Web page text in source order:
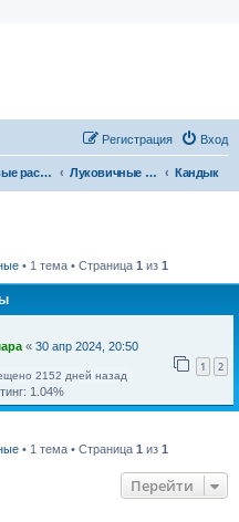
Вход
Регистрация
Садовые растения Луковичные растения Кандык
• 1 тема • Страница 1 из 1
« 30 апр 2024, 20:50
1 2
2152 дней назад
1.04%
• 1 тема • Страница 1 из 1
Перейти